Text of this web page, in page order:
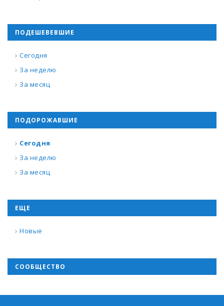
ПОДЕШЕВЕВШИЕ
Сегодня
За неделю
За месяц
ПОДОРОЖАВШИЕ
Сегодня
За неделю
За месяц
ЕЩЕ
Новые
СООБЩЕСТВО